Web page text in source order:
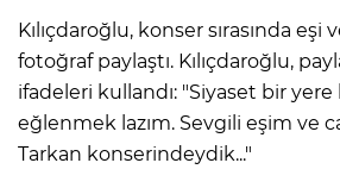
Kılıçdaroğlu, konser sırasında eşi
fotoğraf paylaştı. Kılıçdaroğlu,
ifadeleri kullandı: "Siyaset bir yere
eğlenmek lazım. Sevgili eşim ve
Tarkan konserindeydik..."